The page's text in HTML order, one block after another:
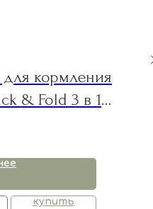
для кормления
& Fold 3 в 1
купить